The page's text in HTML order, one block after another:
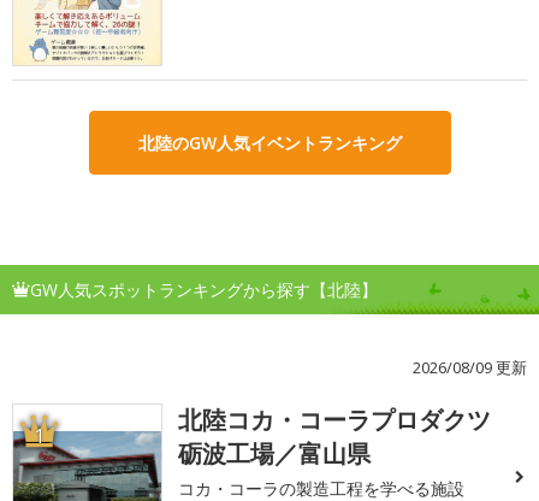
北陸のGW人気イベントランキング
GW人気スポットランキングから探す【北陸】
2026/08/09 更新
1
北陸コカ・コーラプロダクツ
砺波工場／富山県
コカ・コーラの製造工程を学べる施設